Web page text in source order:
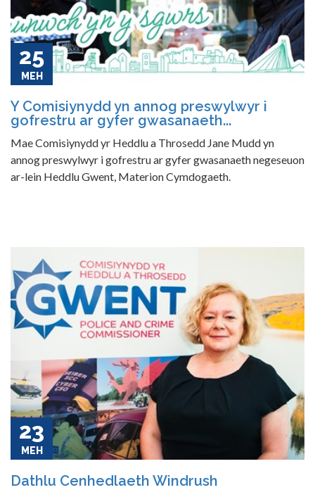
25
MEH
Y Comisiynydd yn annog preswylwyr i
gofrestru ar gyfer gwasanaeth...
Mae Comisiynydd yr Heddlu a Throsedd Jane Mudd yn
annog preswylwyr i gofrestru ar gyfer gwasanaeth negeseuon
ar-lein Heddlu Gwent, Materion Cymdogaeth.
23
MEH
Dathlu Cenhedlaeth Windrush